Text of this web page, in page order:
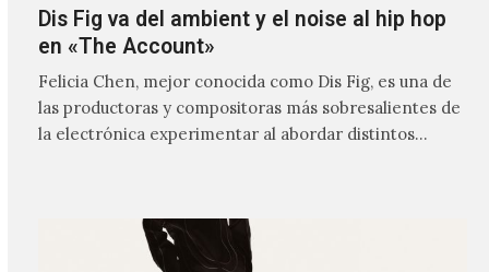
Dis Fig va del ambient y el noise al hip hop
en «The Account»
Felicia Chen, mejor conocida como Dis Fig, es una de
las productoras y compositoras más sobresalientes de
la electrónica experimentar al abordar distintos